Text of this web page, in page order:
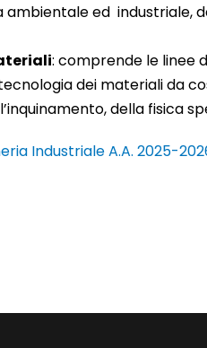
ed industriale,
: comprende le linee
dei materiali da
della fisica
Industriale A.A. 2025-